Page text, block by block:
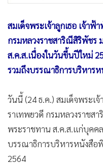
• กีฬา
• ต่างประเทศ
• Special Scoop
•
จีน
ชุมชน-คุณภาพชีวิต
• อาชญากรรม
• Motoring
• เกม
สมเด็จพระเจ้าลูกเธอ เจ้า
กรมหลวงราชสาริณีสิริพัชร
ส.ค.ส.เนื่องในวันขึ้นปีใหม่
รวมถึงบรรณาธิการบริหาร
วันนี้ (24 ธ.ค.) สมเด็จพระเ
ราเทพยวดี กรมหลวงราชส
พระราชทาน ส.ค.ส.แก่บุคค
บรรณาธิการบริหารหนังสือ
2564